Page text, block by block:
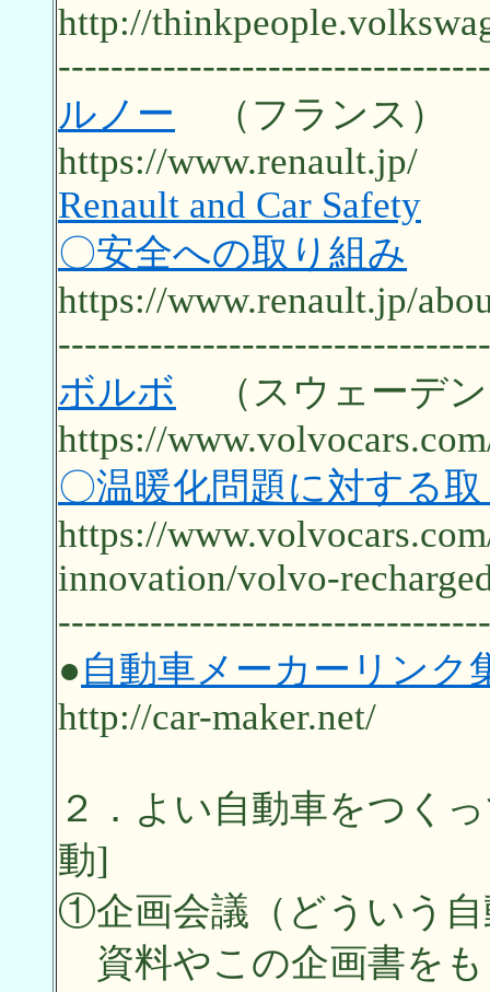
http://
ルノー （フランス）
https://www.renault.jp/
Renault and Car Safety
〇安全への取り組み
https://www.renault.jp/
ボルボ （スウェーデ
https://
〇温暖化問題に対する
https://
innovation/volvo-
●自動車メーカーリンク
http://car-maker.net/
２．よい自動車をつく
動]
①企画会議（どういう
資料やこの企画書を